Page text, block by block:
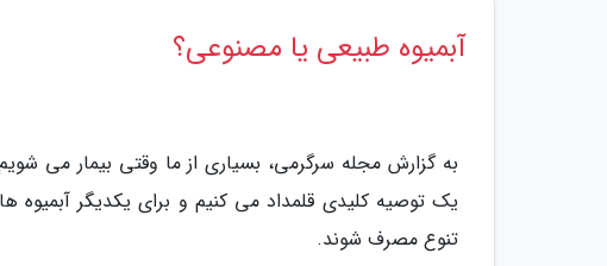
آبمیوه طبیعی یا مصنوعی؟
به گزارش مجله سرگرمی، بسیاری از ما وقتی بیمار می
یک توصیه کلیدی قلمداد می کنیم و برای یکدیگر آبمیوه
تنوع مصرف شوند.